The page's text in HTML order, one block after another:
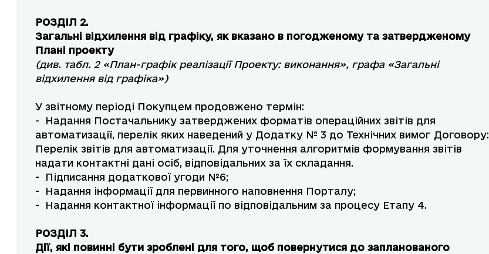
РОЗДІЛ 2.
Загальні відхилення від графіку, як вказано в погодженому та затвердженому
Плані проекту
(див. табл. 2 «План-графік реалізації Проекту: виконання», графа «Загальні
відхилення від графіка»)
У звітному періоді Покупцем продовжено термін:
- Надання Постачальнику затверджених форматів операційних звітів для
автоматизації, перелік яких наведений у Додатку № 3 до Технічних вимог Договору:
Перелік звітів для автоматизації. Для уточнення алгоритмів формування звітів
надати контактні дані осіб, відповідальних за їх складання.
- Підписання додаткової угоди №6;
- Надання інформації для первинного наповнення Порталу;
- Надання контактної інформації по відповідальним за процесу Етапу 4.
РОЗДІЛ 3.
Дії, які повинні бути зроблені для того, щоб повернутися до запланованого